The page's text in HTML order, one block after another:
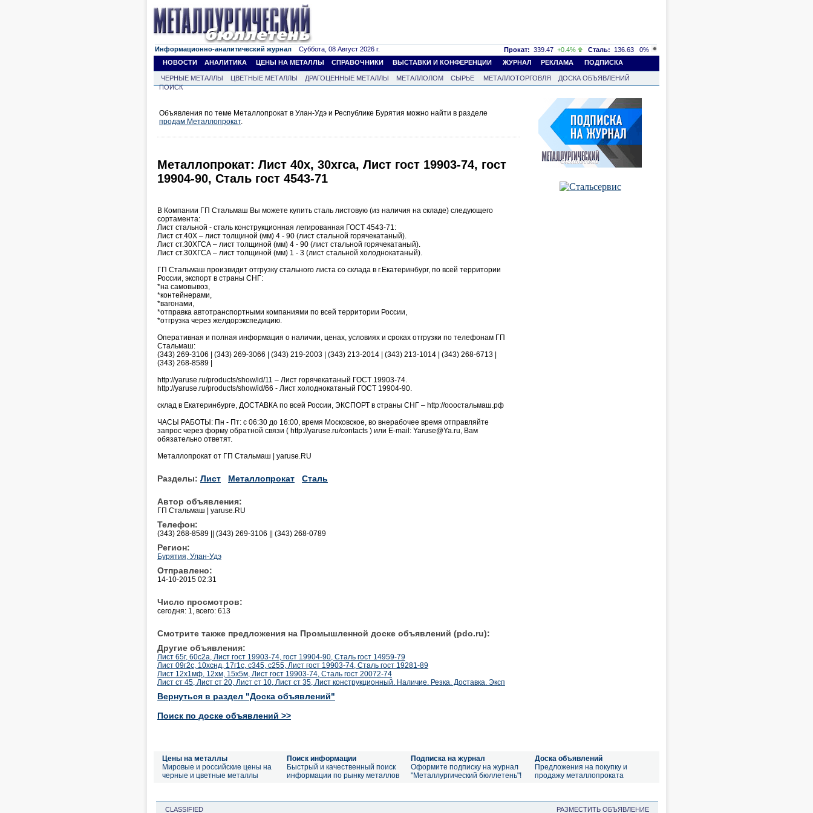
Информационно-аналитический журнал Суббота, 08 Август 2026 г. Прокат: 339.47 +0.4% Сталь: 136.63
0%
НОВОСТИ
АНАЛИТИКА ЦЕНЫ НА МЕТАЛЛЫ СПРАВОЧНИКИ ВЫСТАВКИ И КОНФЕРЕНЦИИ ЖУРНАЛ РЕКЛАМА ПОДПИСКА
ЧЕРНЫЕ МЕТАЛЛЫ ЦВЕТНЫЕ МЕТАЛЛЫ ДРАГОЦЕННЫЕ МЕТАЛЛЫ МЕТАЛЛОЛОМ СЫРЬЕ МЕТАЛЛОТОРГОВЛЯ
ДОСКА ОБЪЯВЛЕНИЙ
ПОИСК
Объявления по теме Металлопрокат в Улан-Удэ и Республике Бурятия можно найти в разделе
продам Металлопрокат.
Металлопрокат: Лист 40х, 30хгса, Лист гост 19903-74, гост
19904-90, Сталь гост 4543-71
В Компании ГП Стальмаш Вы можете купить сталь листовую (из наличия на складе) следующего
сортамента:
Лист стальной - сталь конструкционная легированная ГОСТ 4543-71:
Лист ст.40Х – лист толщиной (мм) 4 - 90 (лист стальной горячекатаный).
Лист ст.30ХГСА – лист толщиной (мм) 4 - 90 (лист стальной горячекатаный).
Лист ст.30ХГСА – лист толщиной (мм) 1 - 3 (лист стальной холоднокатаный).
ГП Стальмаш произвидит отгрузку стального листа со склада в г.Екатеринбург, по всей территории
России, экспорт в страны СНГ:
*на самовывоз,
*контейнерами,
*вагонами,
*отправка автотранспортными компаниями по всей территории России,
*отгрузка через желдорэкспедицию.
Оперативная и полная информация о наличии, ценах, условиях и сроках отгрузки по телефонам ГП
Стальмаш:
(343) 269-3106 | (343) 269-3066 | (343) 219-2003 | (343) 213-2014 | (343) 213-1014 | (343) 268-6713 |
(343) 268-8589 |
http://yaruse.ru/products/show/id/11 – Лист горячекатаный ГОСТ 19903-74.
http://yaruse.ru/products/show/id/66 - Лист холоднокатаный ГОСТ 19904-90.
склад в Екатеринбурге, ДОСТАВКА по всей России, ЭКСПОРТ в страны СНГ – http://ооостальмаш.рф
ЧАСЫ РАБОТЫ: Пн - Пт: с 06:30 до 16:00, время Московское, во внерабочее время отправляйте
запрос через форму обратной связи ( http://yaruse.ru/contacts ) или E-mail: Yaruse@Ya.ru, Вам
обязательно ответят.
Металлопрокат от ГП Стальмаш | yaruse.RU
Разделы: Лист Металлопрокат Сталь
Автор объявления:
ГП Стальмаш | yaruse.RU
Телефон:
(343) 268-8589 || (343) 269-3106 || (343) 268-0789
Регион:
Бурятия, Улан-Удэ
Отправлено:
14-10-2015 02:31
Число просмотров:
сегодня: 1, всего: 613
Смотрите также предложения на Промышленной доске объявлений (pdo.ru):
Другие объявления:
Лист 65г, 60с2а, Лист гост 19903-74, гост 19904-90, Сталь гост 14959-79
Лист 09г2с, 10хснд, 17г1с, с345, с255, Лист гост 19903-74, Сталь гост 19281-89
Лист 12х1мф, 12хм, 15х5м, Лист гост 19903-74, Сталь гост 20072-74
Лист ст 45, Лист ст 20, Лист ст 10, Лист ст 35, Лист конструкционный. Наличие. Резка. Доставка. Эксп
Вернуться в раздел "Доска объявлений"
Поиск по доске объявлений >>
Цены на металлы
Мировые и российские цены на
черные и цветные металлы
Поиск информации
Быстрый и качественный поиск
информации по рынку металлов
Подписка на журнал
Оформите подписку на журнал
"Металлургический бюллетень"!
Доска объявлений
Предложения на покупку и
продажу металлопроката
CLASSIFIED РАЗМЕСТИТЬ ОБЪЯВЛЕНИЕ